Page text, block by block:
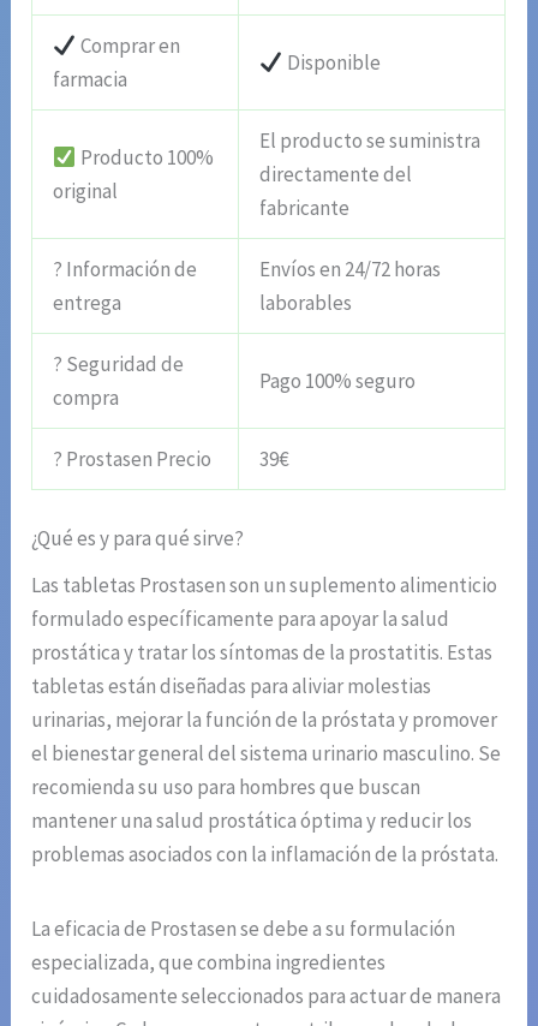
Comprar en
farmacia
Disponible
Producto 100%
original
El producto se suministra
directamente del
fabricante
? Información de
entrega
Envíos en 24/72 horas
laborables
? Seguridad de
compra
Pago 100% seguro
? Prostasen Precio 39€
¿Qué es y para qué sirve?
Las tabletas Prostasen son un suplemento alimenticio
formulado específicamente para apoyar la salud
prostática y tratar los síntomas de la prostatitis. Estas
tabletas están diseñadas para aliviar molestias
urinarias, mejorar la función de la próstata y promover
el bienestar general del sistema urinario masculino. Se
recomienda su uso para hombres que buscan
mantener una salud prostática óptima y reducir los
problemas asociados con la inflamación de la próstata.
La eficacia de Prostasen se debe a su formulación
especializada, que combina ingredientes
cuidadosamente seleccionados para actuar de manera